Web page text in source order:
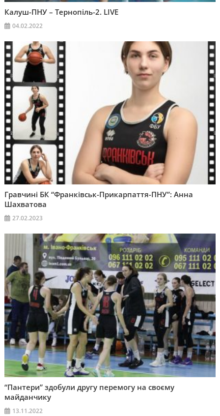
Калуш-ПНУ – Тернопіль-2. LIVE
04.02.2022
Гравчині БК “Франківськ-Прикарпаття-ПНУ”: Анна
Шахватова
27.02.2023
“Пантери” здобули другу перемогу на своєму
майданчику
13.11.2022